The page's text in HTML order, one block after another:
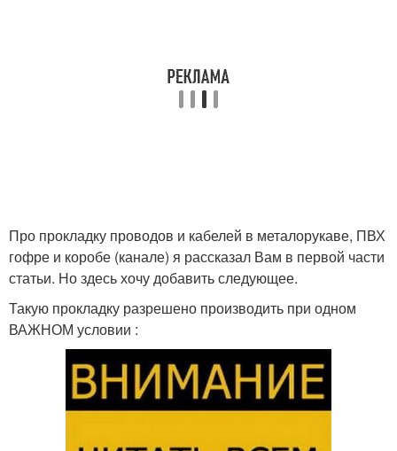
Про прокладку проводов и кабелей в металорукаве, ПВХ
гофре и коробе (канале) я рассказал Вам в первой части
статьи. Но здесь хочу добавить следующее.
Такую прокладку разрешено производить при одном
ВАЖНОМ условии :